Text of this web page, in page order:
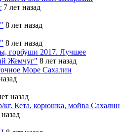
7 лет назад
8 лет назад
8 лет назад
горбуши 2017. Лучшее
Жемчуг" 8 лет назад
Море Сахалин
назад
кг. Кета, корюшка, мойва Сахалин